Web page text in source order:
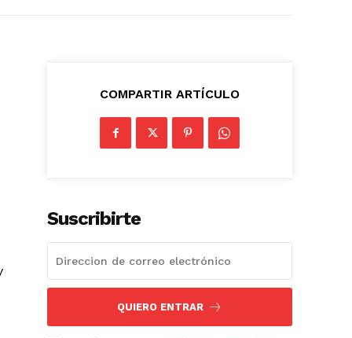
COMPARTIR ARTÍCULO
Suscribirte
QUIERO ENTRAR